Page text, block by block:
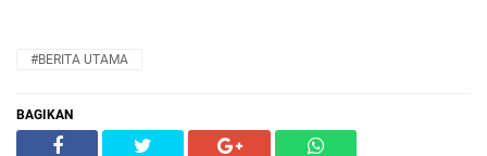
#BERITA UTAMA
BAGIKAN